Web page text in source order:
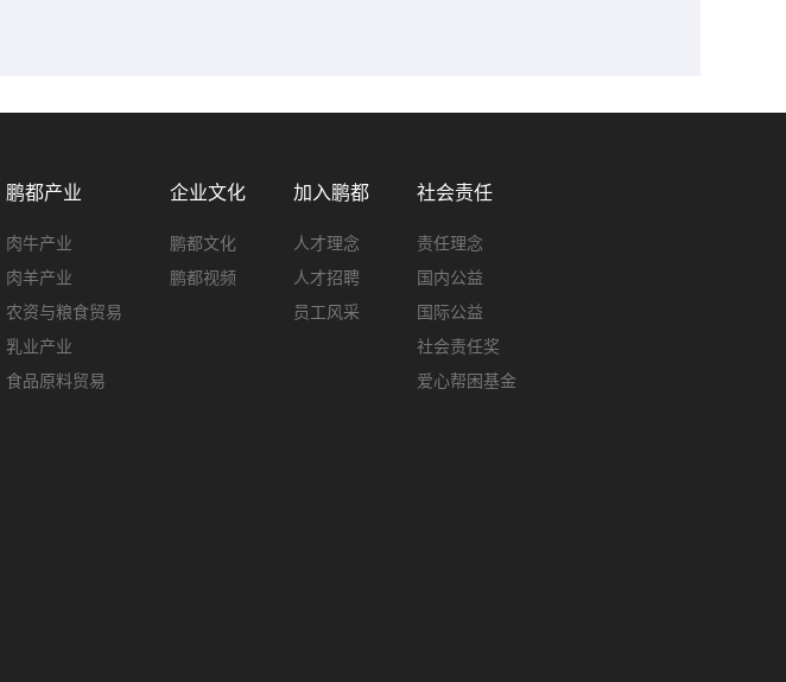
鹏都产业
肉牛产业
肉羊产业
农资与粮食贸易
乳业产业
食品原料贸易
企业文化
鹏都文化
鹏都视频
加入鹏都
人才理念
人才招聘
员工风采
社会责任
责任理念
国内公益
国际公益
社会责任奖
爱心帮困基金